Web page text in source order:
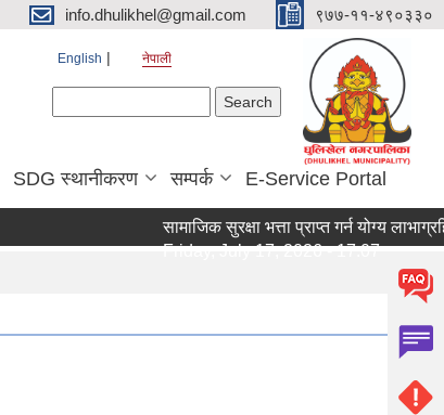
info.dhulikhel@gmail.com ९७७-११-४९०३३०
English नेपाली
SDG स्थानीकरण सम्पर्क E-Service Portal
सामाजिक सुरक्षा भत्ता प्राप्त गर्न योग्य
Friday, July 17, 2026 - 17:07